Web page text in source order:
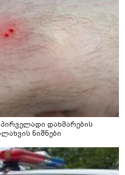
პირველადი დახმარების
ნიშნები